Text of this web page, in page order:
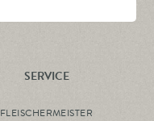
SERVICE
FLEISCHERMEISTER